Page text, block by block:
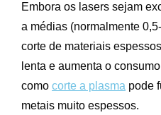
Embora os lasers sejam
a médias (normalmente
corte de materiais
lenta e aumenta o
como corte a plasma pode
metais muito espessos.